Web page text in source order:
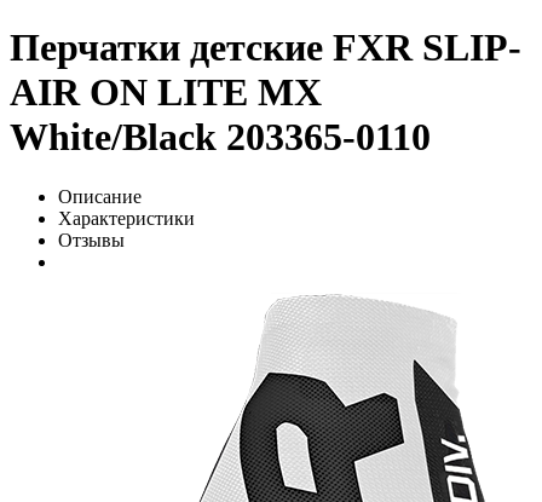
Перчатки детские FXR SLIP-
AIR ON LITE MX
White/Black 203365-0110
Описание
Характеристики
Отзывы